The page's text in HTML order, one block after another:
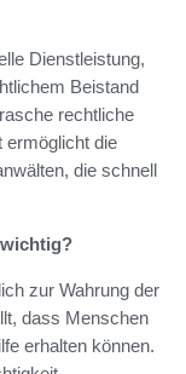
Dienstleistung,
Beistand
rechtliche
ermöglicht die
die schnell
zur Wahrung der
dass Menschen
erhalten können.